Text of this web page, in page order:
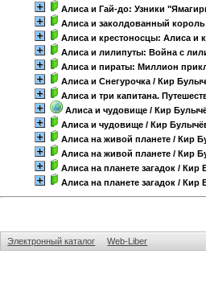
Алиса и Гай-до: Узники
Алиса и заколдованный король
Алиса и крестоносцы: Алиса и
Алиса и лилипуты: Война с
Алиса и пираты: Миллион
Алиса и Снегурочка / Кир
Алиса и три капитана.
Алиса и чудовище / Кир
Алиса и чудовище / Кир
Алиса на живой планете / Кир
Алиса на живой планете / Кир
Алиса на планете загадок / Кир
Алиса на планете загадок / Кир
Электронный каталог Web-Liber